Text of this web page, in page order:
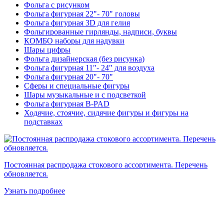
Фольга с рисунком
Фольга фигурная 22"- 70" головы
Фольга фигурная 3D для гелия
Фольгированные гирлянды, надписи, буквы
КОМБО наборы для надувки
Шары цифры
Фольга дизайнерская (без рисунка)
Фольга фигурная 11"- 24" для воздуха
Фольга фигурная 20"- 70"
Сферы и специальные фигуры
Шары музыкальные и с подсветкой
Фольга фигурная B-PAD
Ходячие, стоячие, сидячие фигуры и фигуры на
подставках
Постоянная распродажа стокового ассортимента. Перечень
обновляется.
Узнать подробнее